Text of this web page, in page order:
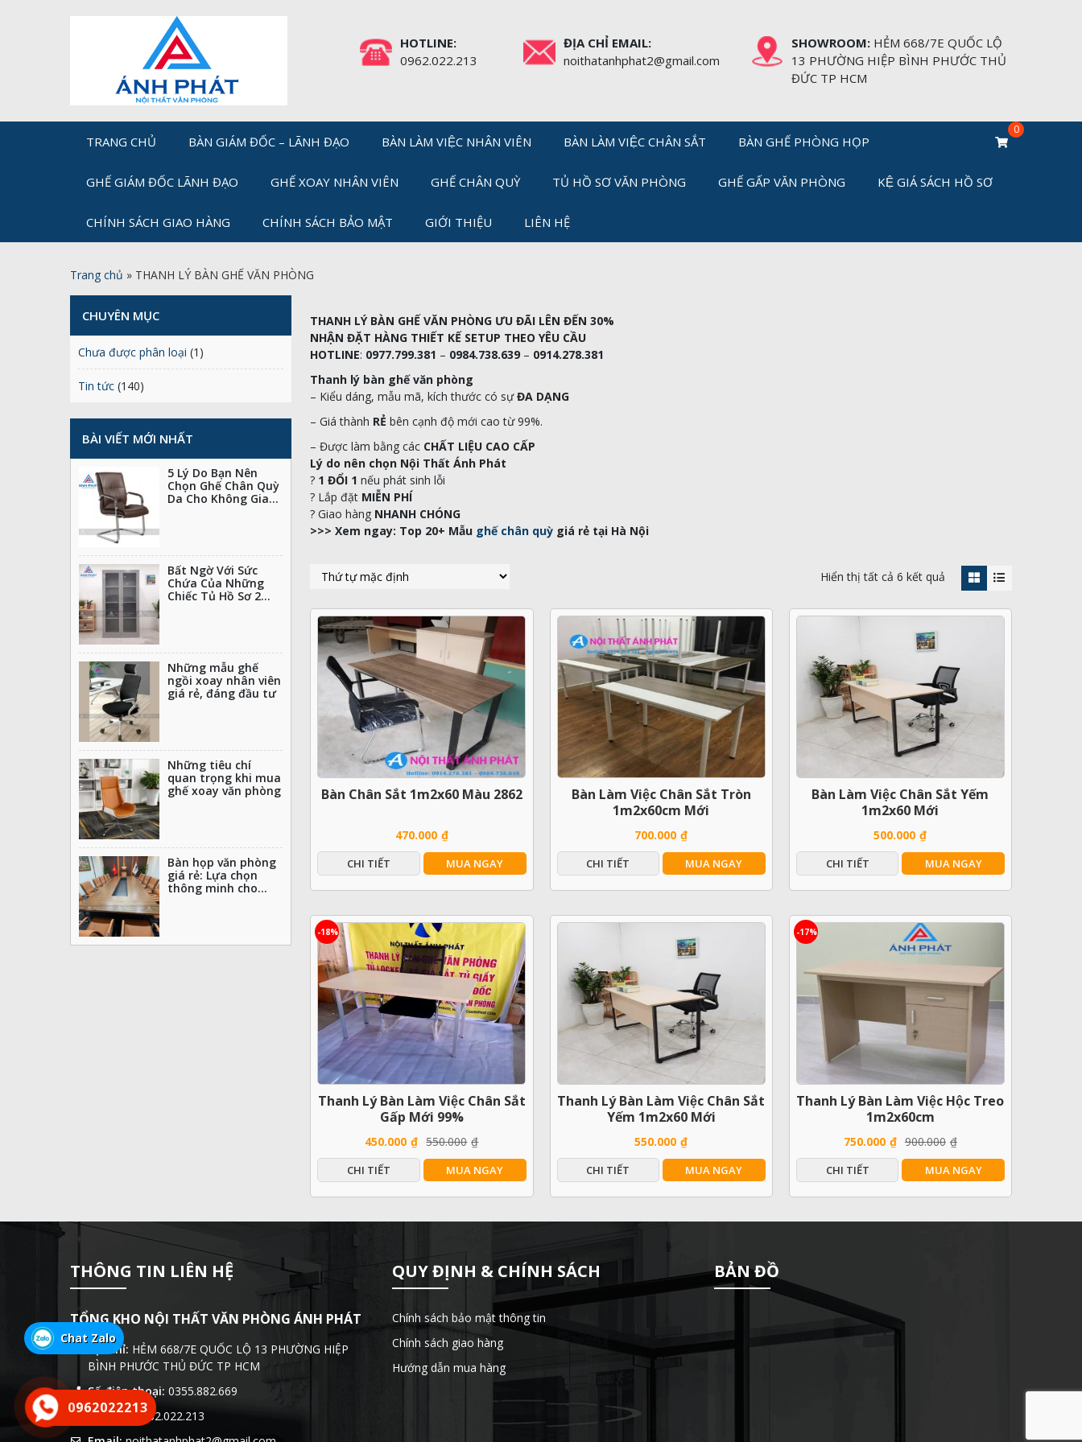
HOTLINE:
0962.022.213
ĐỊA CHỈ EMAIL:
noithatanhphat2@gmail.com
SHOWROOM: HẺM 668/7E QUỐC LỘ
13 PHƯỜNG HIỆP BÌNH PHƯỚC THỦ
ĐỨC TP HCM
TRANG CHỦ BÀN GIÁM ĐỐC – LÃNH ĐẠO BÀN LÀM VIỆC NHÂN VIÊN BÀN LÀM VIỆC CHÂN SẮT BÀN GHẾ PHÒNG HỌP
GHẾ GIÁM ĐỐC LÃNH ĐẠO GHẾ XOAY NHÂN VIÊN GHẾ CHÂN QUỲ TỦ HỒ SƠ VĂN PHÒNG GHẾ GẤP VĂN PHÒNG KỆ GIÁ SÁCH HỒ SƠ
CHÍNH SÁCH GIAO HÀNG CHÍNH SÁCH BẢO MẬT GIỚI THIỆU LIÊN HỆ
Trang chủ » THANH LÝ BÀN GHẾ VĂN PHÒNG
THANH LÝ BÀN GHẾ VĂN PHÒNG ƯU ĐÃI LÊN ĐẾN 30%
NHẬN ĐẶT HÀNG THIẾT KẾ SETUP THEO YÊU CẦU
HOTLINE: 0977.799.381 – 0984.738.639 – 0914.278.381
Thanh lý bàn ghế văn phòng
– Kiểu dáng, mẫu mã, kích thước có sựĐA DẠNG
– Giá thành RẺ bên cạnh độ mới cao từ 99%.
– Được làm bằng các CHẤT LIỆU CAO CẤP
Lý do nên chọn Nội Thất Ánh Phát
? 1 ĐỔI 1 nếu phát sinh lỗi
? Lắp đặt MIỄN PHÍ
? Giao hàng NHANH CHÓNG
>>> Xem ngay: Top 20+ Mẫu ghế chân quỳ giá rẻ tại Hà Nội
Hiển thị tất cả 6 kết quả
Bàn Chân Sắt 1m2x60 Màu 2862
470.000 ₫
CHI TIẾT MUA NGAY
Bàn Làm Việc Chân Sắt Tròn
1m2x60cm Mới
700.000 ₫
CHI TIẾT MUA NGAY
Bàn Làm Việc Chân Sắt Yếm
1m2x60 Mới
500.000 ₫
CHI TIẾT MUA NGAY
Thanh Lý Bàn Làm Việc Chân Sắt
Gấp Mới 99%
450.000 ₫ 550.000 ₫
CHI TIẾT MUA NGAY
-18%
Thanh Lý Bàn Làm Việc Chân Sắt
Yếm 1m2x60 Mới
550.000 ₫
CHI TIẾT MUA NGAY
Thanh Lý Bàn Làm Việc Hộc Treo
1m2x60cm
750.000 ₫ 900.000 ₫
CHI TIẾT MUA NGAY
-17%
CHUYÊN MỤC
Chưa được phân loại (1)
Tin tức (140)
BÀI VIẾT MỚI NHẤT
5 Lý Do Bạn Nên
Chọn Ghế Chân Quỳ
Da Cho Không Gian
Bất Ngờ Với Sức
Chứa Của Những
Chiếc Tủ Hồ Sơ 2
Những mẫu ghế
ngồi xoay nhân viên
giá rẻ, đáng đầu tư
Những tiêu chí
quan trọng khi mua
ghế xoay văn phòng
Bàn họp văn phòng
giá rẻ: Lựa chọn
thông minh cho
THÔNG TIN LIÊN HỆ
TỔNG KHO NỘI THẤT VĂN PHÒNG ÁNH PHÁT
Địa chỉ: HẺM 668/7E QUỐC LỘ 13 PHƯỜNG HIỆP
BÌNH PHƯỚC THỦ ĐỨC TP HCM
Số điện thoại: 0355.882.669
Hotline: 0962.022.213
QUY ĐỊNH & CHÍNH SÁCH
Chính sách bảo mật thông tin
Chính sách giao hàng
Hướng dẫn mua hàng
BẢN ĐỒ
0962022213
Chat Zalo